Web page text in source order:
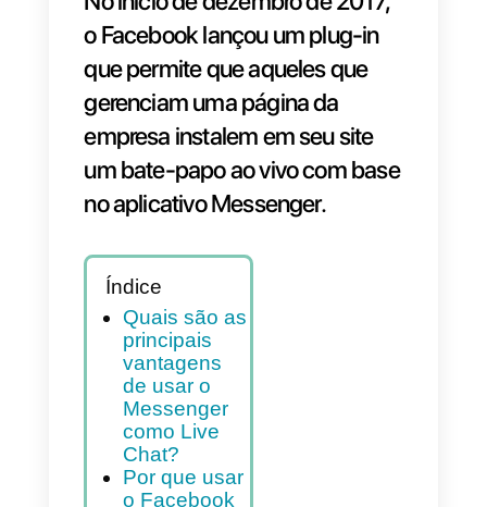
No início de dezembro de 2017,
o Facebook lançou um plug-in
que permite que aqueles que
gerenciam uma página da
empresa instalem em seu site
um bate-papo ao vivo com
no aplicativo Messenger.
Índice